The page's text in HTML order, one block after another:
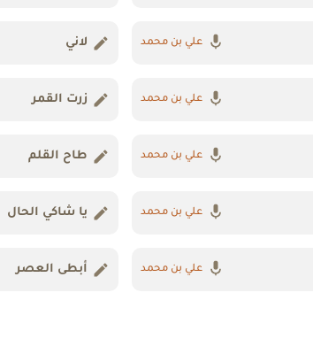
علي بن محمد لاني
علي بن محمد زرت القمر
علي بن محمد طاح القلم
علي بن محمد يا شاكي الحال
علي بن محمد أبطى العصر